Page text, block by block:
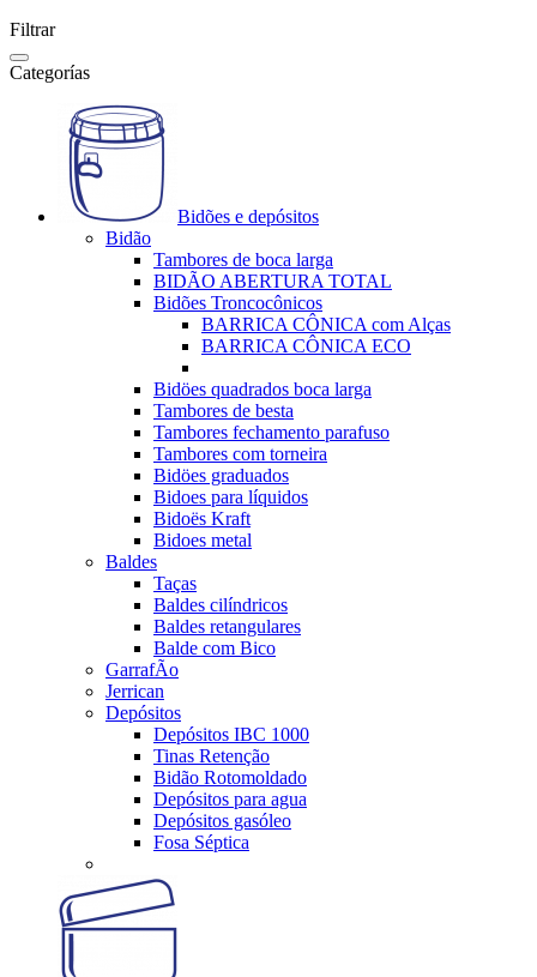
Filtrar
Categorías
Bidões e depósitos
Bidão
Tambores de boca larga
BIDÃO ABERTURA TOTAL
Bidões Troncocônicos
BARRICA CÔNICA com Alças
BARRICA CÔNICA ECO
Bidöes quadrados boca larga
Tambores de besta
Tambores fechamento parafuso
Tambores com torneira
Bidöes graduados
Bidoes para líquidos
Bidoës Kraft
Bidoes metal
Baldes
Taças
Baldes cilíndricos
Baldes retangulares
Balde com Bico
GarrafÃo
Jerrican
Depósitos
Depósitos IBC 1000
Tinas Retenção
Bidão Rotomoldado
Depósitos para agua
Depósitos gasóleo
Fosa Séptica